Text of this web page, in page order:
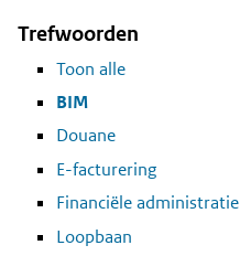
Trefwoorden
Toon alle
BIM
Douane
E-facturering
Financiële administratie
Loopbaan